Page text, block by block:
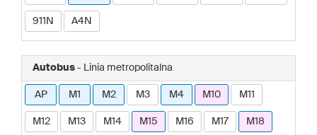
911N A4N
Autobus - Linia metropolitalna
AP M1 M2 M3 M4 M10 M11
M12 M13 M14 M15 M16 M17 M18